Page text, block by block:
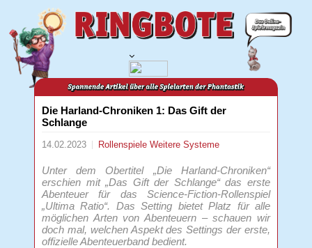
Die Harland-Chroniken 1: Das Gift der
Schlange
14.02.2023 RollenspieleWeitere Systeme
Unter dem Obertitel „Die Harland-Chroniken“
erschien mit „Das Gift der Schlange“ das erste
Abenteuer für das Science-Fiction-Rollenspiel
„Ultima Ratio“. Das Setting bietet Platz für alle
möglichen Arten von Abenteuern – schauen wir
doch mal, welchen Aspekt des Settings der erste,
offizielle Abenteuerband bedient.